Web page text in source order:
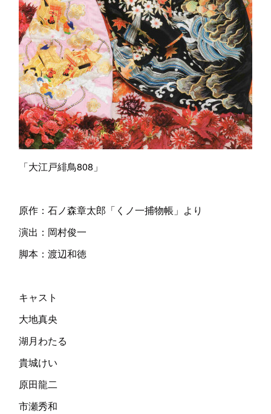
「大江戸緋鳥808」
原作：石ノ森章太郎「くノ一捕物帳」より
演出：岡村俊一
脚本：渡辺和徳
キャスト
大地真央
湖月わたる
貴城けい
原田龍二
市瀬秀和